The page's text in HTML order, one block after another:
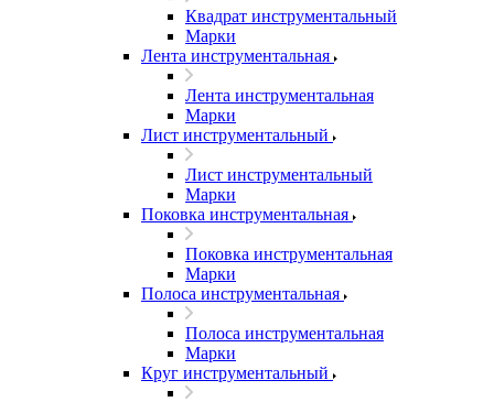
Квадрат инструментальный
Марки
Лента инструментальная
Лента инструментальная
Марки
Лист инструментальный
Лист инструментальный
Марки
Поковка инструментальная
Поковка инструментальная
Марки
Полоса инструментальная
Полоса инструментальная
Марки
Круг инструментальный